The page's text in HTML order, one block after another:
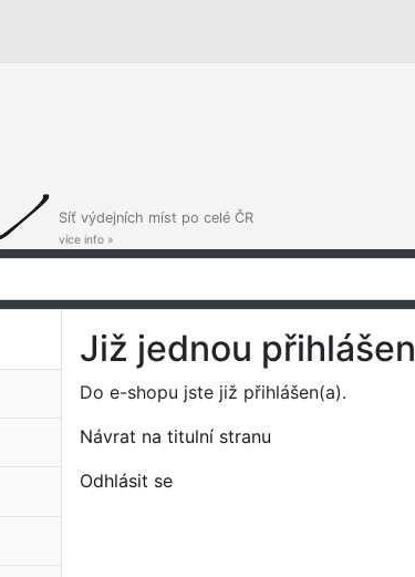
Síť výdejních míst po celé ČR
více info »
Již jednou přihlášen
Do e-shopu jste již přihlášen(a).
Návrat na titulní stranu
Odhlásit se